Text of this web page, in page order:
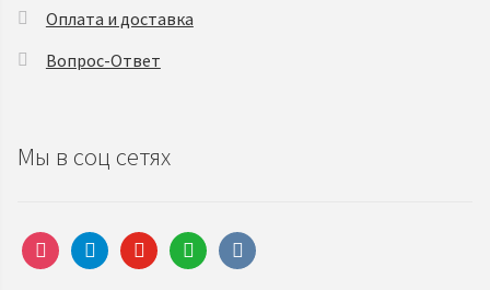
Оплата и доставка
Вопрос-Ответ
Мы в соц сетях
instagramtelegramyoutubewhatsappvkontakte